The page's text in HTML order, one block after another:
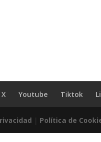
X Youtube Tiktok
| Política de